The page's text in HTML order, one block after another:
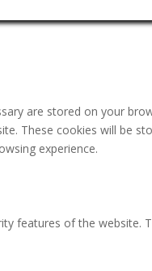
are stored on your
These cookies will be
experience.
features of the website.